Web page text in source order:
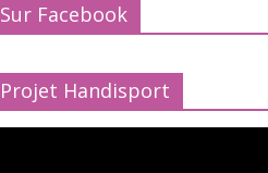
Sur Facebook
Projet Handisport